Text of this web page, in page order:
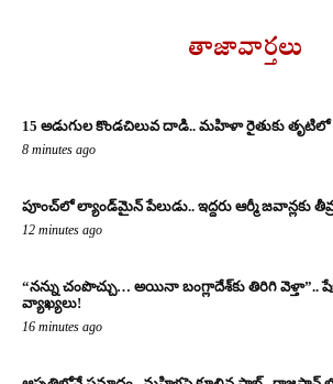
తాజావార్తలు
15 అడుగుల కొండచిలువ దాడి.. మహిళా రైతుకు
8 minutes ago
పూంచ్‌లో ల్యాండ్‌మైన్ పేలుడు.. ఇద్దరు ఆర్మీ జవాన్లకు
12 minutes ago
“నన్ను చంపొచ్చు… అయినా బంగ్లాదేశ్‌కు తిరిగి
వ్యాఖ్యలు!
16 minutes ago